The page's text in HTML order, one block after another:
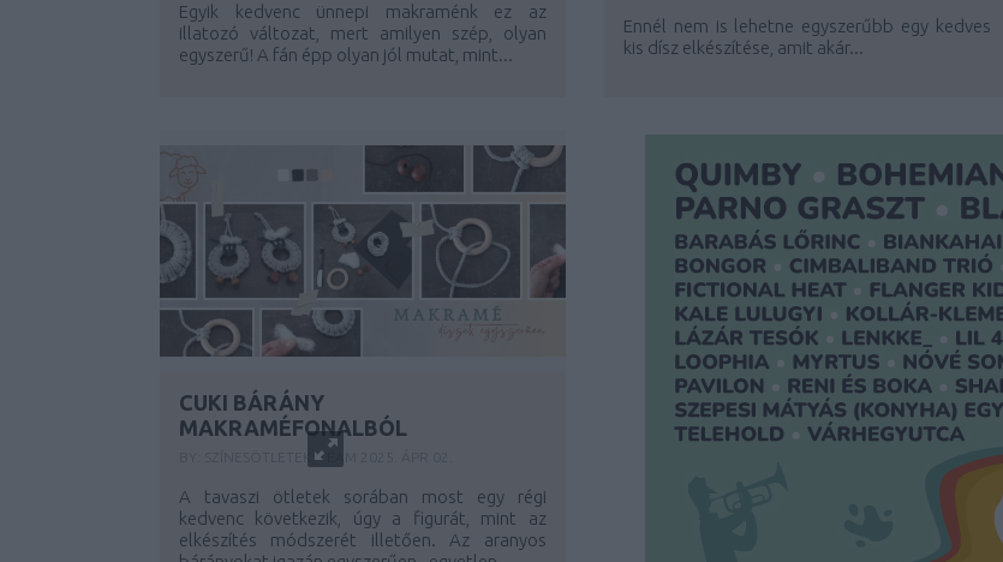
Egyik kedvenc ünnepi makraménk ez az
illatozó változat, mert amilyen szép, olyan
egyszerű! A fán épp olyan jól mutat, mint...
Ennél nem is lehetne egyszerűbb egy kedves
kis dísz elkészítése, amit akár...
CUKI BÁRÁNY
MAKRAMÉFONALBÓL
SZÍNESÖTLETEK_TEAM
A tavaszi ötletek sorában most egy régi
kedvenc következik, úgy a figurát, mint az
elkészítés módszerét illetően. Az aranyos